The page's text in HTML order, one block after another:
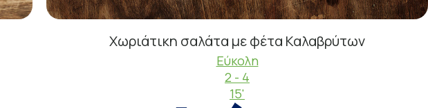
Χωριάτικη σαλάτα με φέτα Καλαβρύτων
Εύκολη
2 - 4
15'